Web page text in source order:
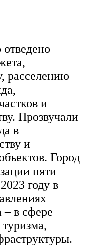
расселению
и
Прозвучали
в
и
Город
пяти
году в
– в сфере